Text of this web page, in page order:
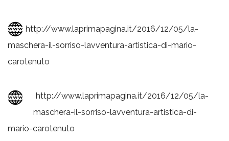
http://www.laprimapagina.it/2016/12/05/la-
maschera-il-sorriso-lavventura-artistica-di-mario-
carotenuto
http://www.laprimapagina.it/2016/12/05/la-
maschera-il-sorriso-lavventura-artistica-di-
mario-carotenuto